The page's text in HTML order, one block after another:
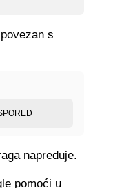
s
napreduje.
pomoći u